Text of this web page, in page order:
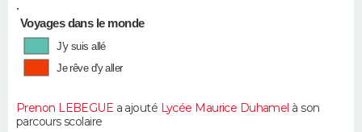
•
Voyages dans le monde
J'y suis allé
Je rêve d'y aller
Prenon LEBEGUE a ajouté Lycée Maurice Duhamel à son
parcours scolaire